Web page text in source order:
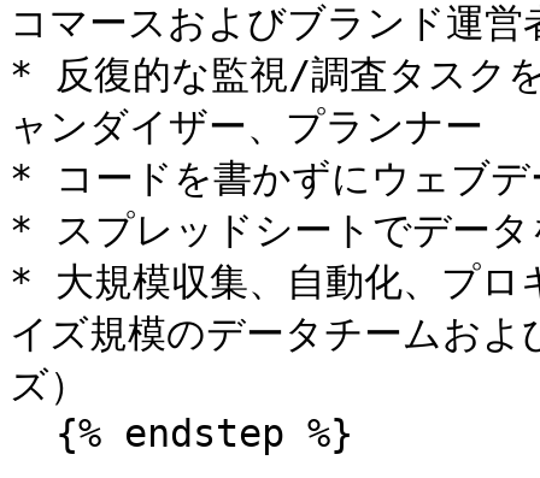
コマースおよびブランド運営
* 反復的な監視/調査タスク
ャンダイザー、プランナー
* コードを書かずにウェブデ
* スプレッドシートでデー
* 大規模収集、自動化、プロ
イズ規模のデータチームお
ズ）